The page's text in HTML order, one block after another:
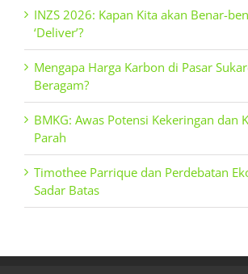
INZS 2026: Kapan Kita akan Benar-
‘Deliver’?
Mengapa Harga Karbon di Pasar
Beragam?
BMKG: Awas Potensi Kekeringan dan
Parah
Timothee Parrique dan Perdebatan
Sadar Batas